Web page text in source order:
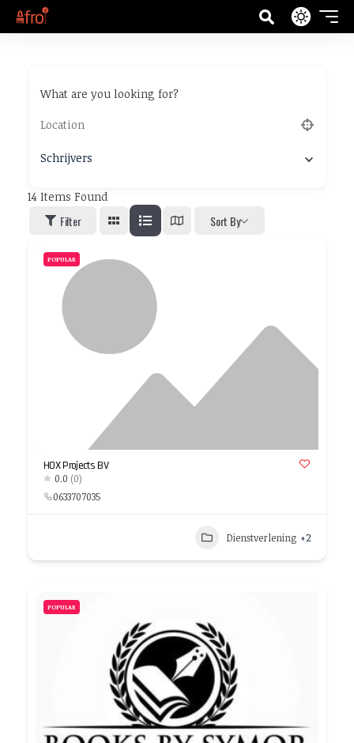
What are you looking for?
Schrijvers
14 Items Found
Filter Sort By
POPULAR
HOX Projects BV
0.0 (0)
0633707035
Dienstverlening +2
POPULAR